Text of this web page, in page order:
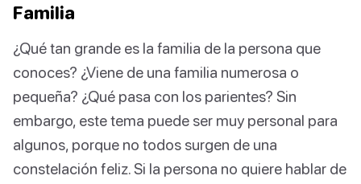
Familia
¿Qué tan grande es la familia de la persona que
conoces? ¿Viene de una familia numerosa o
pequeña? ¿Qué pasa con los parientes? Sin
embargo, este tema puede ser muy personal para
algunos, porque no todos surgen de una
constelación feliz. Si la persona no quiere hablar de